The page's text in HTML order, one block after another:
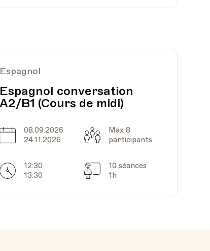
Espagnol
Espagnol conversation
A2/B1 (Cours de midi)
Date
08.09.2026
24.11.2026
Capacité
Max 8
participants
Horarires
12:30
13:30
Séances
10 séances
1h